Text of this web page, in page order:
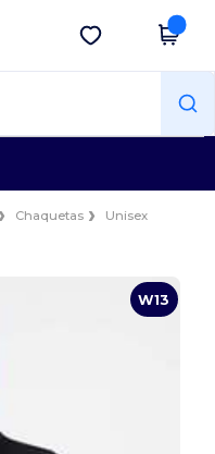
Descargar app
Chaquetas
Unisex
W13